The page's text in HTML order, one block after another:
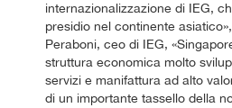
internazionalizzazione di IEG,
presidio nel continente
Peraboni, ceo di IEG,
struttura economica molto
servizi e manifattura ad alto
di un importante tassello della